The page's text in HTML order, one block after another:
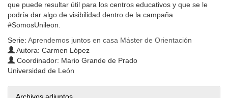
que puede resultar útil para los centros educativos y que se le
podría dar algo de visibilidad dentro de la campaña
#SomosUnileon.
Serie: Aprendemos juntos en casa Máster de Orientación
Autora: Carmen López
Coordinador: Mario Grande de Prado
Universidad de León